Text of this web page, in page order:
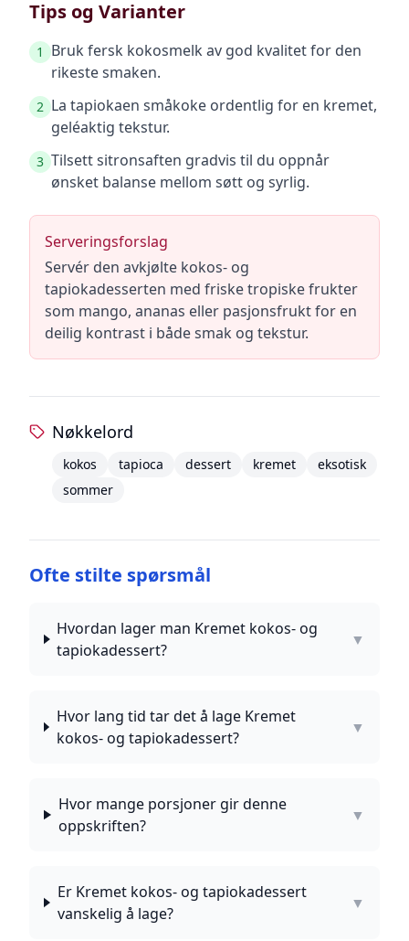
Tips og Varianter
1
Bruk fersk kokosmelk av god kvalitet for den
rikeste smaken.
2 La tapiokaen småkoke ordentlig for en kremet,
geléaktig tekstur.
3 Tilsett sitronsaften gradvis til du oppnår
ønsket balanse mellom søtt og syrlig.
Serveringsforslag
Servér den avkjølte kokos- og
tapiokadesserten med friske tropiske frukter
som mango, ananas eller pasjonsfrukt for en
deilig kontrast i både smak og tekstur.
Nøkkelord
kokos tapioca dessert kremet
eksotisk
sommer
Ofte stilte spørsmål
Hvordan lager man Kremet kokos- og
tapiokadessert?
▼
Hvor lang tid tar det å lage Kremet
kokos- og tapiokadessert?
▼
Hvor mange porsjoner gir denne
oppskriften?
▼
Er Kremet kokos- og tapiokadessert
vanskelig å lage?
▼